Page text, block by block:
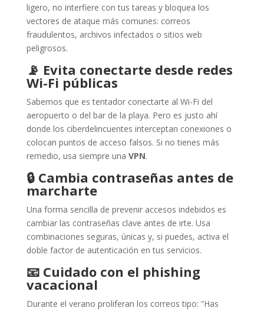
ligero, no interfiere con tus tareas y bloquea los
vectores de ataque más comunes: correos
fraudulentos, archivos infectados o sitios web
peligrosos.
📡 Evita conectarte desde redes
Wi-Fi públicas
Sabemos que es tentador conectarte al Wi-Fi del
aeropuerto o del bar de la playa. Pero es justo ahí
donde los ciberdelincuentes interceptan conexiones o
colocan puntos de acceso falsos. Si no tienes más
remedio, usa siempre una VPN.
🔒Cambia contraseñas antes de
marcharte
Una forma sencilla de prevenir accesos indebidos es
cambiar las contraseñas clave antes de irte. Usa
combinaciones seguras, únicas y, si puedes, activa el
doble factor de autenticación en tus servicios.
📧Cuidado con el phishing
vacacional
Durante el verano proliferan los correos tipo: “Has